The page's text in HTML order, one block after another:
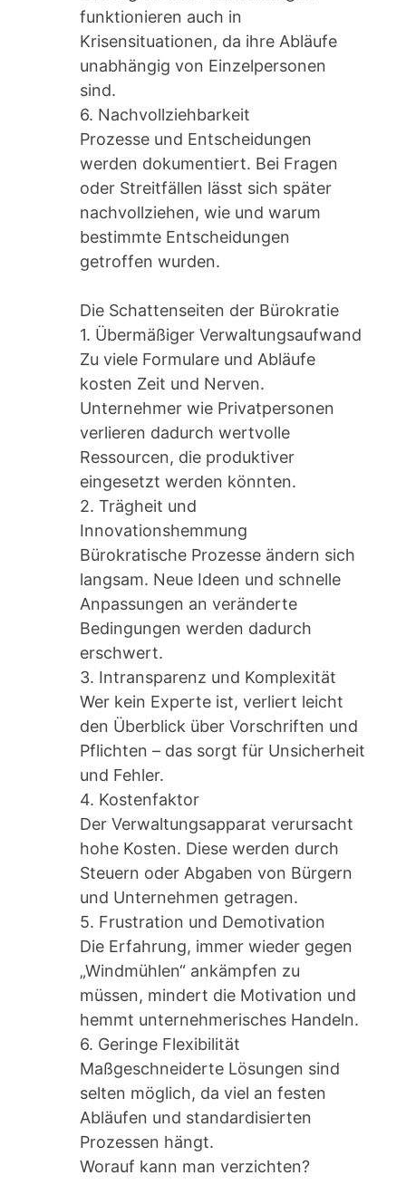
funktionieren auch in
Krisensituationen, da ihre Abläufe
unabhängig von Einzelpersonen
sind.
6. Nachvollziehbarkeit
Prozesse und Entscheidungen
werden dokumentiert. Bei Fragen
oder Streitfällen lässt sich später
nachvollziehen, wie und warum
bestimmte Entscheidungen
getroffen wurden.
Die Schattenseiten der Bürokratie
1. Übermäßiger Verwaltungsaufwand
Zu viele Formulare und Abläufe
kosten Zeit und Nerven.
Unternehmer wie Privatpersonen
verlieren dadurch wertvolle
Ressourcen, die produktiver
eingesetzt werden könnten.
2. Trägheit und
Innovationshemmung
Bürokratische Prozesse ändern sich
langsam. Neue Ideen und schnelle
Anpassungen an veränderte
Bedingungen werden dadurch
erschwert.
3. Intransparenz und Komplexität
Wer kein Experte ist, verliert leicht
den Überblick über Vorschriften und
Pflichten – das sorgt für Unsicherheit
und Fehler.
4. Kostenfaktor
Der Verwaltungsapparat verursacht
hohe Kosten. Diese werden durch
Steuern oder Abgaben von Bürgern
und Unternehmen getragen.
5. Frustration und Demotivation
Die Erfahrung, immer wieder gegen
„Windmühlen“ ankämpfen zu
müssen, mindert die Motivation und
hemmt unternehmerisches Handeln.
6. Geringe Flexibilität
Maßgeschneiderte Lösungen sind
selten möglich, da viel an festen
Abläufen und standardisierten
Prozessen hängt.
Worauf kann man verzichten?